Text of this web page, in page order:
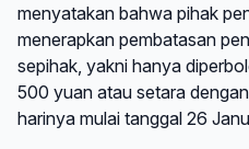
menyatakan bahwa pihak
menerapkan pembatasan
sepihak, yakni hanya
500 yuan atau setara
harinya mulai tanggal 26